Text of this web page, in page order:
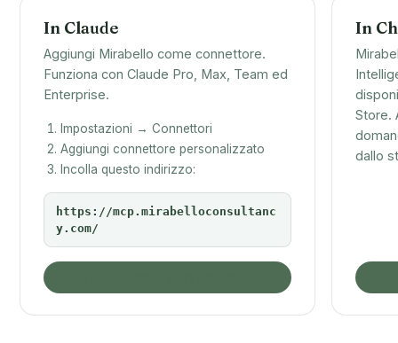
In Claude
Aggiungi Mirabello come connettore.
Funziona con Claude Pro, Max, Team ed
Enterprise.
Impostazioni → Connettori
Aggiungi connettore personalizzato
Incolla questo indirizzo:
https://mcp.mirabelloconsultanc
y.com/
In
Store.
dallo